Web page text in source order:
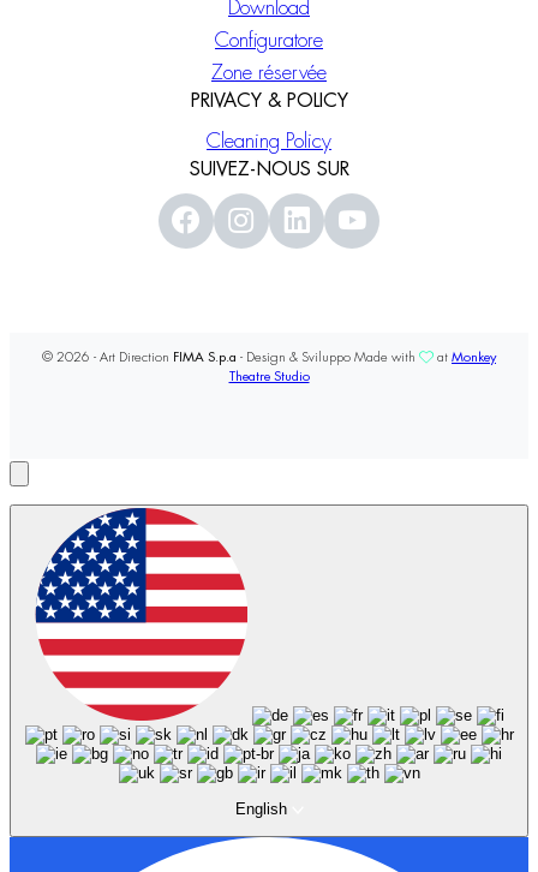
Download
Configuratore
Zone réservée
PRIVACY & POLICY
Cleaning Policy
SUIVEZ-NOUS SUR
© 2026 - Art Direction FIMA S.p.a - Design & Sviluppo Made with at Monkey
Theatre Studio
English